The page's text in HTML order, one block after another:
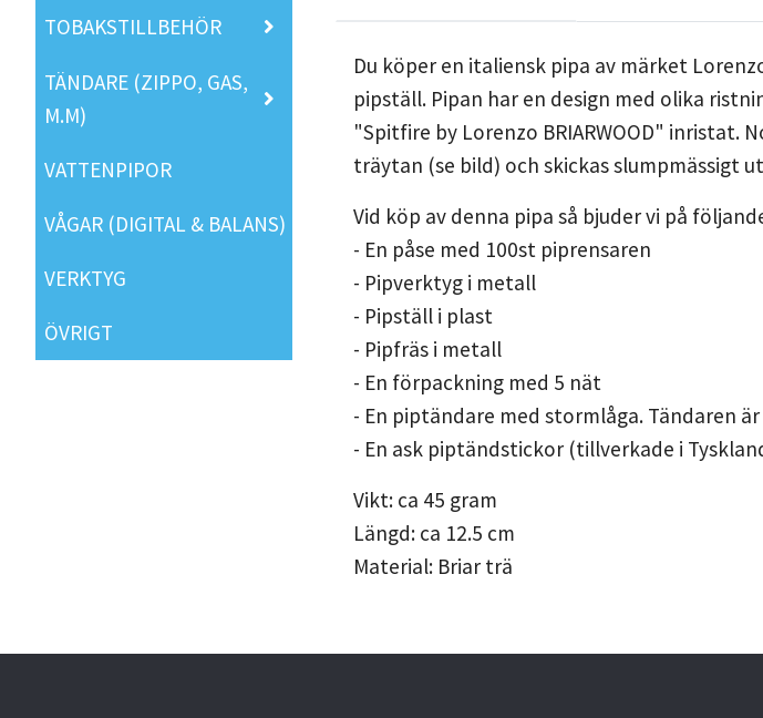
TOBAKSTILLBEHÖR
TÄNDARE (ZIPPO, GAS,
M.M)
VATTENPIPOR
VÅGAR (DIGITAL & BALANS)
VERKTYG
ÖVRIGT
Du köper en italiensk pipa av märket
pipställ. Pipan har en design med olika
"Spitfire by Lorenzo BRIARWOOD"
träytan (se bild) och skickas slumpmässigt
Vid köp av denna pipa så bjuder vi på
- En påse med 100st piprensaren
- Pipverktyg i metall
- Pipställ i plast
- Pipfräs i metall
- En förpackning med 5 nät
- En piptändare med stormlåga. Tändaren
- En ask piptändstickor (tillverkade i
Vikt: ca 45 gram
Längd: ca 12.5 cm
Material: Briar trä